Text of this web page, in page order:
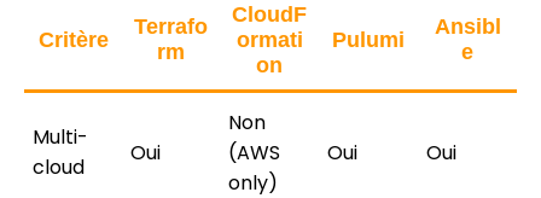
Critère
Terrafo
rm
CloudF
ormati
on
Pulumi
Ansibl
e
Multi-
cloud
Oui
Non
(AWS
only)
Oui Oui